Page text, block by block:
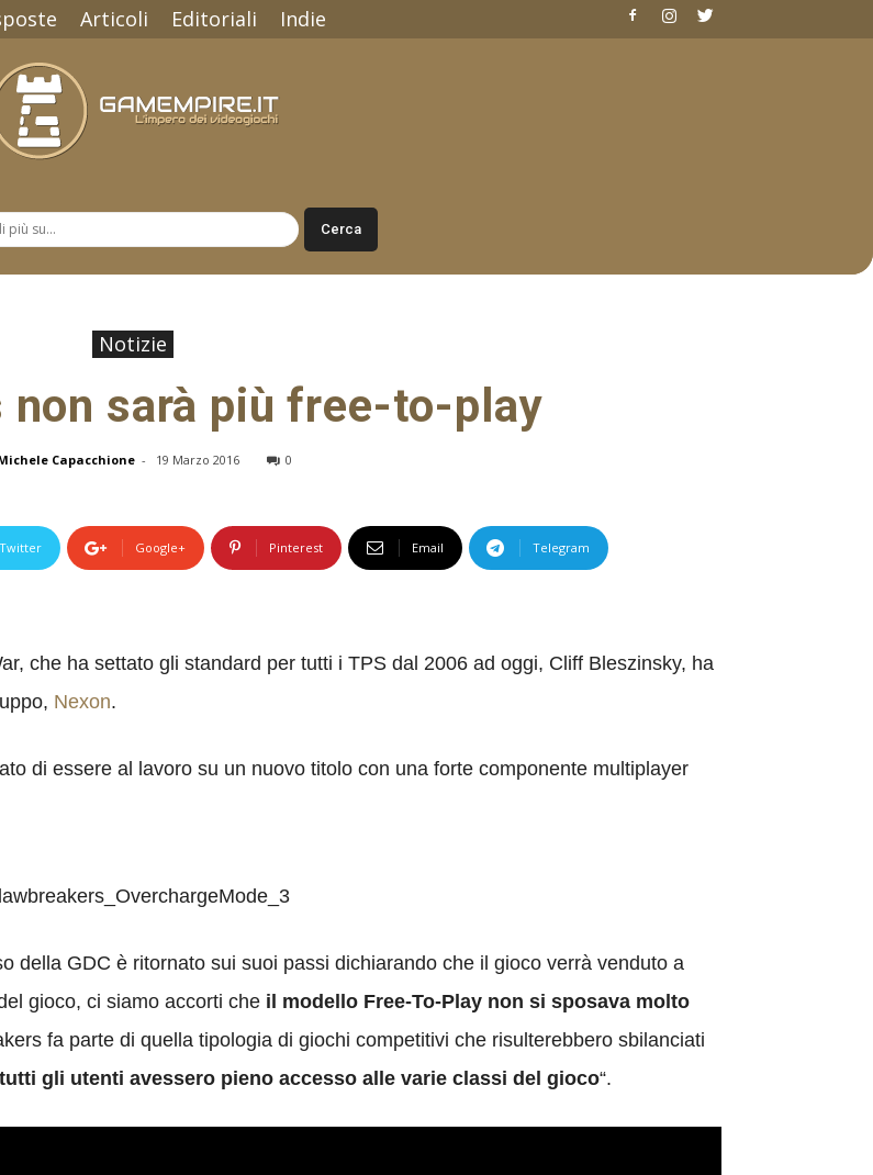
Articoli Editoriali Indie
Notizie
non sarà più free-to-play
Capacchione - 19 Marzo 2016 0
Twitter Google+ Pinterest Email Telegram
che ha settato gli standard per tutti i TPS dal 2006 ad oggi, Cliff Bleszinsky, ha
Nexon.
di essere al lavoro su un nuovo titolo con una forte componente multiplayer
della GDC è ritornato sui suoi passi dichiarando che il gioco verrà venduto a
gioco, ci siamo accorti che il modello Free-To-Play non si sposava molto
fa parte di quella tipologia di giochi competitivi che risulterebbero sbilanciati
gli utenti avessero pieno accesso alle varie classi del gioco“.